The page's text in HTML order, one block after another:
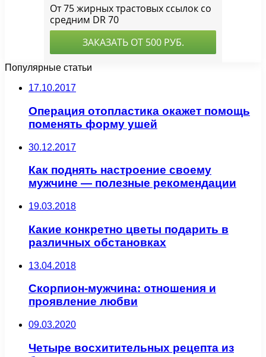
Популярные статьи
17.10.2017
Операция отопластика окажет помощь
поменять форму ушей
30.12.2017
Как поднять настроение своему
мужчине — полезные рекомендации
19.03.2018
Какие конкретно цветы подарить в
различных обстановках
13.04.2018
Скорпион-мужчина: отношения и
проявление любви
09.03.2020
Четыре восхитительных рецепта из